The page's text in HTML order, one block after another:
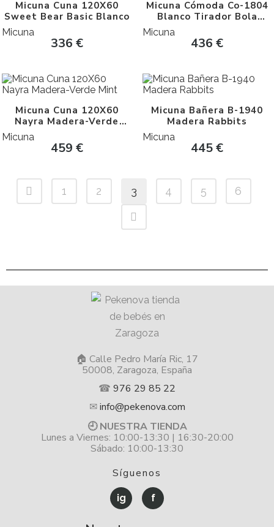
Micuna Cuna 120X60
Sweet Bear Basic Blanco
Micuna
336 €
Micuna Cómoda Co-1804
Blanco Tirador Bola
Micuna
436€
Micuna Cuna 120X60
Nayra Madera-Verde
Micuna
459 €
Micuna Bañera B-1940
Madera Rabbits
Micuna
445€
1 2 3 4 5 6
🏠 Calle Pedro María Ric, 17
50008, Zaragoza, España
☎ 976 29 85 22
✉info@pekenova.com
🕘 NUESTRA TIENDA
Lunes a Viernes: 10:00-13:30 | 16:30-20:00
Sábado: 10:00-13:30
Síguenos
ig f